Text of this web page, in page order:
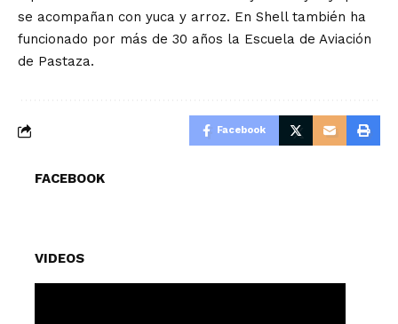
se acompañan con yuca y arroz. En Shell también ha
funcionado por más de 30 años la Escuela de Aviación
de Pastaza.
Facebook
FACEBOOK
VIDEOS